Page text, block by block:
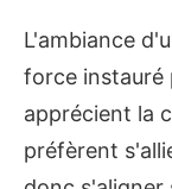
L'ambiance
force instauré
apprécient la
préfèrent